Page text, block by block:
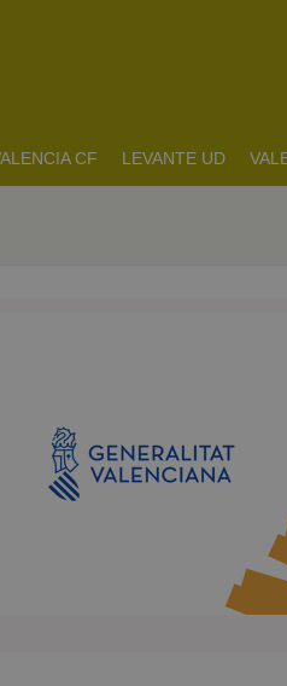
CF LEVANTE UD